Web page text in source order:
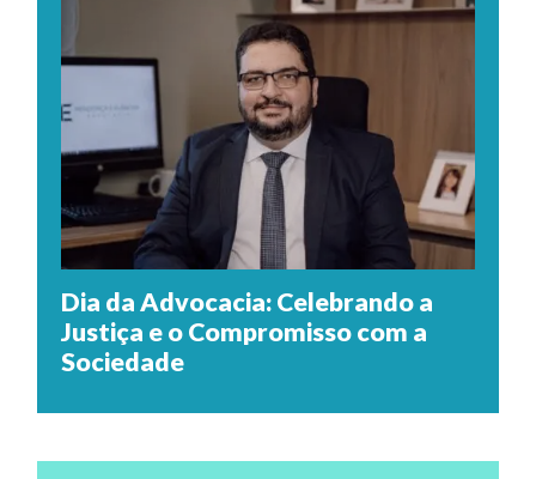
Dia da Advocacia: Celebrando a
Justiça e o Compromisso com a
Sociedade